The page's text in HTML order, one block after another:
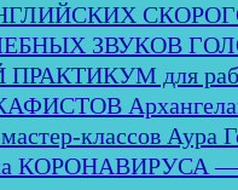
ЗВУКОВ
для
классов Аура